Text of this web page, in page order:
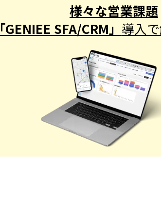
様々な営業課題
「GENIEE SFA/CRM」 導入